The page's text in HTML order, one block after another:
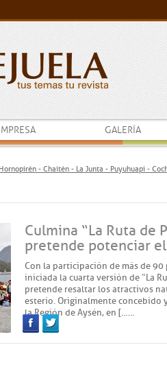
GALERÍA
- Chaitén - La Junta - Puyuhuapi -
Culmina “La Ruta de
pretende potenciar
Con la participación de más de
iniciada la cuarta versión de “La
pretende resaltar los atractivos
este río. Originalmente concebido
la Región de Aysén, en [……
FacebookTwitter